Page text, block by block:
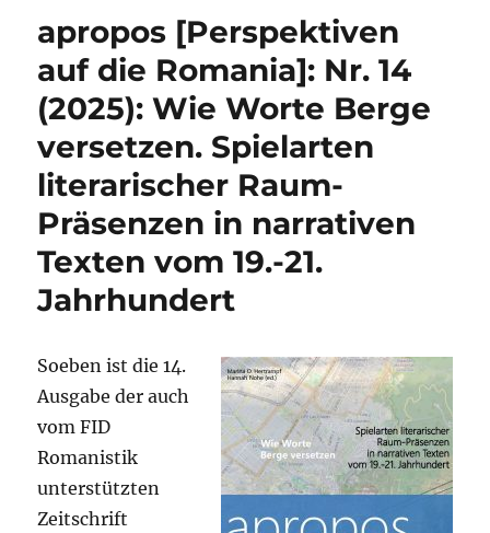
numériques‘
mit
spannendem
Dossier:
Sobriété
numérique
apropos [Perspektiven
auf die Romania]: Nr. 14
(2025): Wie Worte Berge
versetzen. Spielarten
literarischer Raum-
Präsenzen in narrativen
Texten vom 19.-21.
Jahrhundert
Soeben ist die 14.
Ausgabe der auch
vom FID
Romanistik
unterstützten
Zeitschrift